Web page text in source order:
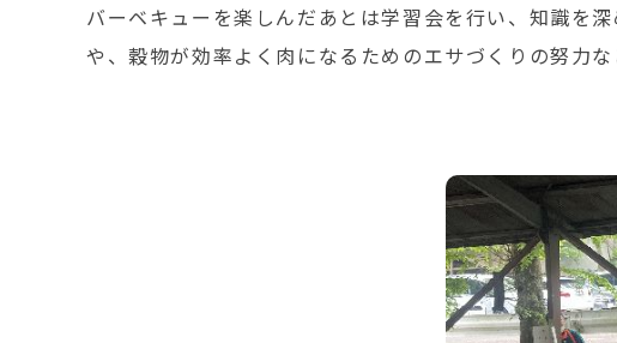
バーベキューを楽しんだあとは学習会を行い、知識を
や、穀物が効率よく肉になるためのエサづくりの努力